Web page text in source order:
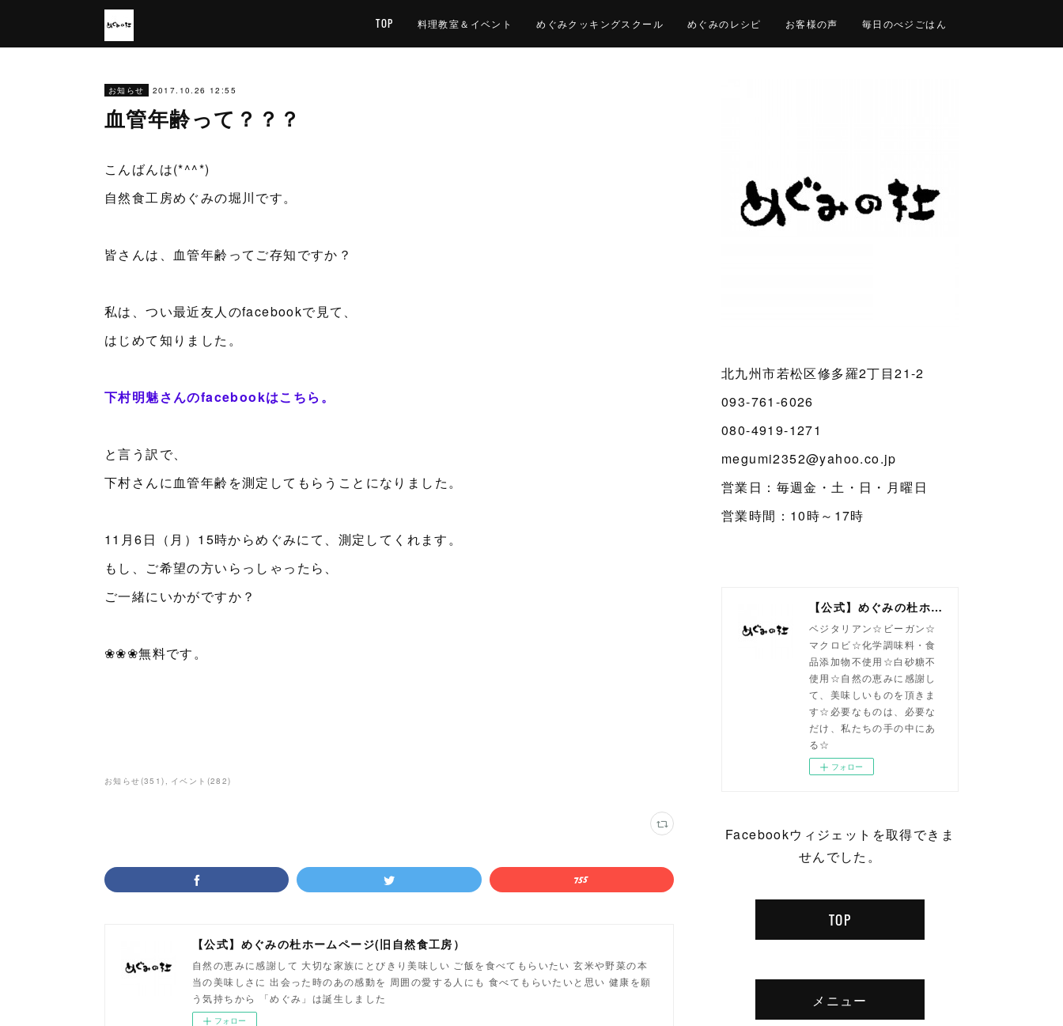
TOP 料理教室＆イベント めぐみクッキングスクール めぐみのレシピ お客様の声 毎日のべジごはん
お知らせ 2017.10.26 12:55
血管年齢って？？？
こんばんは(*^^*)
自然食工房めぐみの堀川です。
皆さんは、血管年齢ってご存知ですか？
私は、つい最近友人のfacebookで見て、
はじめて知りました。
下村明魅さんのfacebookはこちら。
と言う訳で、
下村さんに血管年齢を測定してもらうことになりました。
11月6日（月）15時からめぐみにて、測定してくれます。
もし、ご希望の方いらっしゃったら、
ご一緒にいかがですか？
❀❀❀無料です。
お知らせ(351) イベント (282)
【公式】めぐみの杜ホームページ(旧自然食工房）
自然の恵みに感謝して 大切な家族にとびきり美味しい ご飯を食べてもらいたい 玄米や野菜の本
当の美味しさに 出会った時のあの感動を 周囲の愛する人にも 食べてもらいたいと思い 健康を願
う気持ちから 「めぐみ」は誕生しました
フォロー
北九州市若松区修多羅2丁目21-2
093-761-6026
080-4919-1271
megumi2352@yahoo.co.jp
営業日：毎週金・土・日・月曜日
営業時間：10時～17時
【公式】めぐみの杜ホームページ(旧自然食工房）
ベジタリアン☆ビーガン☆
マクロビ☆化学調味料・食
品添加物不使用☆白砂糖不
使用☆自然の恵みに感謝し
て、美味しいものを頂きま
す☆必要なものは、必要な
だけ、私たちの手の中にあ
る☆
フォロー
Facebookウィジェットを取得できま
せんでした。
TOP
メニュー